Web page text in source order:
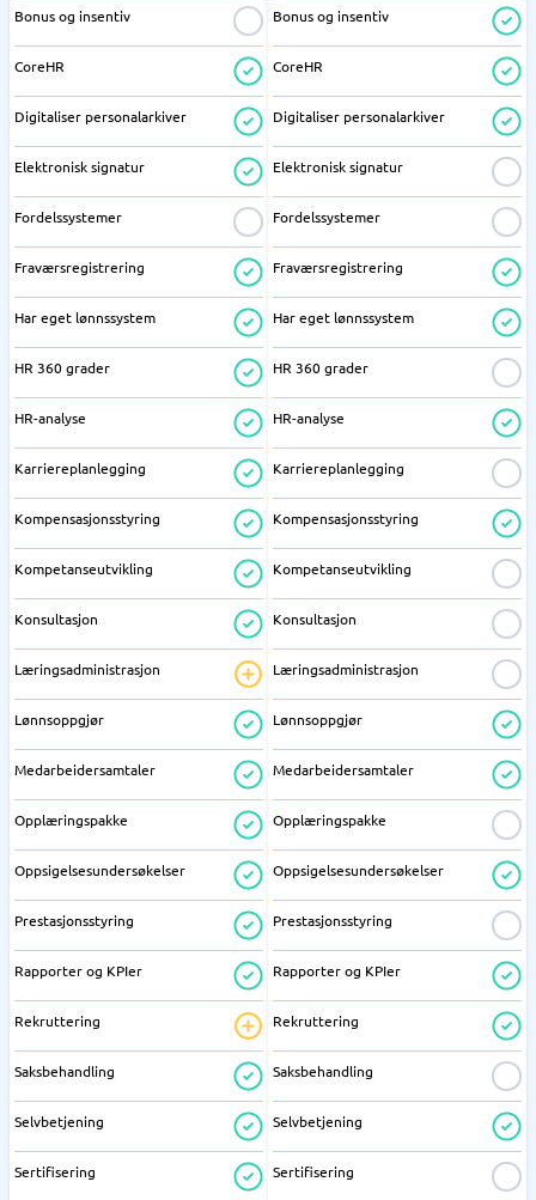
Bonus og insentiv
CoreHR
Digitaliser personalarkiver
Elektronisk signatur
Fordelssystemer
Fraværsregistrering
Har eget lønnssystem
HR 360 grader
HR-analyse
Karriereplanlegging
Kompensasjonsstyring
Kompetanseutvikling
Konsultasjon
Læringsadministrasjon
Lønnsoppgjør
Medarbeidersamtaler
Opplæringspakke
Oppsigelsesundersøkelser
Prestasjonsstyring
Rapporter og KPIer
Rekruttering
Saksbehandling
Selvbetjening
Sertifisering
Bonus og insentiv
CoreHR
Digitaliser personalarkiver
Elektronisk signatur
Fordelssystemer
Fraværsregistrering
Har eget lønnssystem
HR 360 grader
HR-analyse
Karriereplanlegging
Kompensasjonsstyring
Kompetanseutvikling
Konsultasjon
Læringsadministrasjon
Lønnsoppgjør
Medarbeidersamtaler
Opplæringspakke
Oppsigelsesundersøkelser
Prestasjonsstyring
Rapporter og KPIer
Rekruttering
Saksbehandling
Selvbetjening
Sertifisering